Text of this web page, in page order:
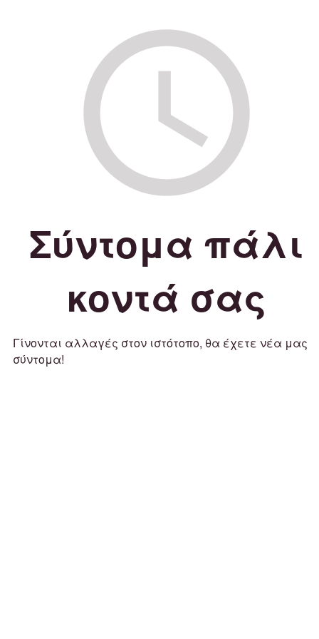
Σύντομα πάλι
κοντά σας
Γίνονται αλλαγές στον ιστότοπο, θα έχετε νέα μας
σύντομα!